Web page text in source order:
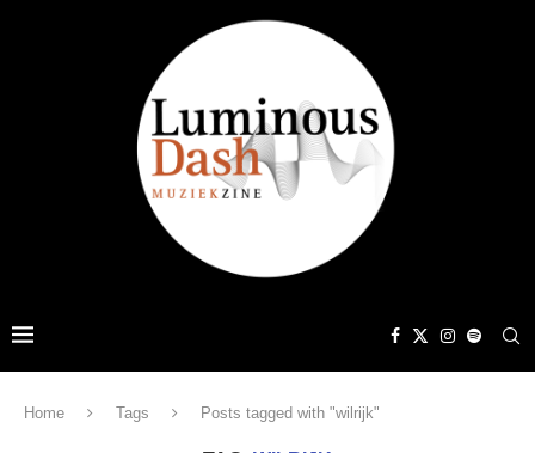
Home Tags Posts tagged with "wilrijk"